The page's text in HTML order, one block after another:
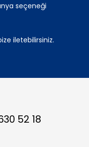
seçeneği
iletebilirsiniz.
52 18